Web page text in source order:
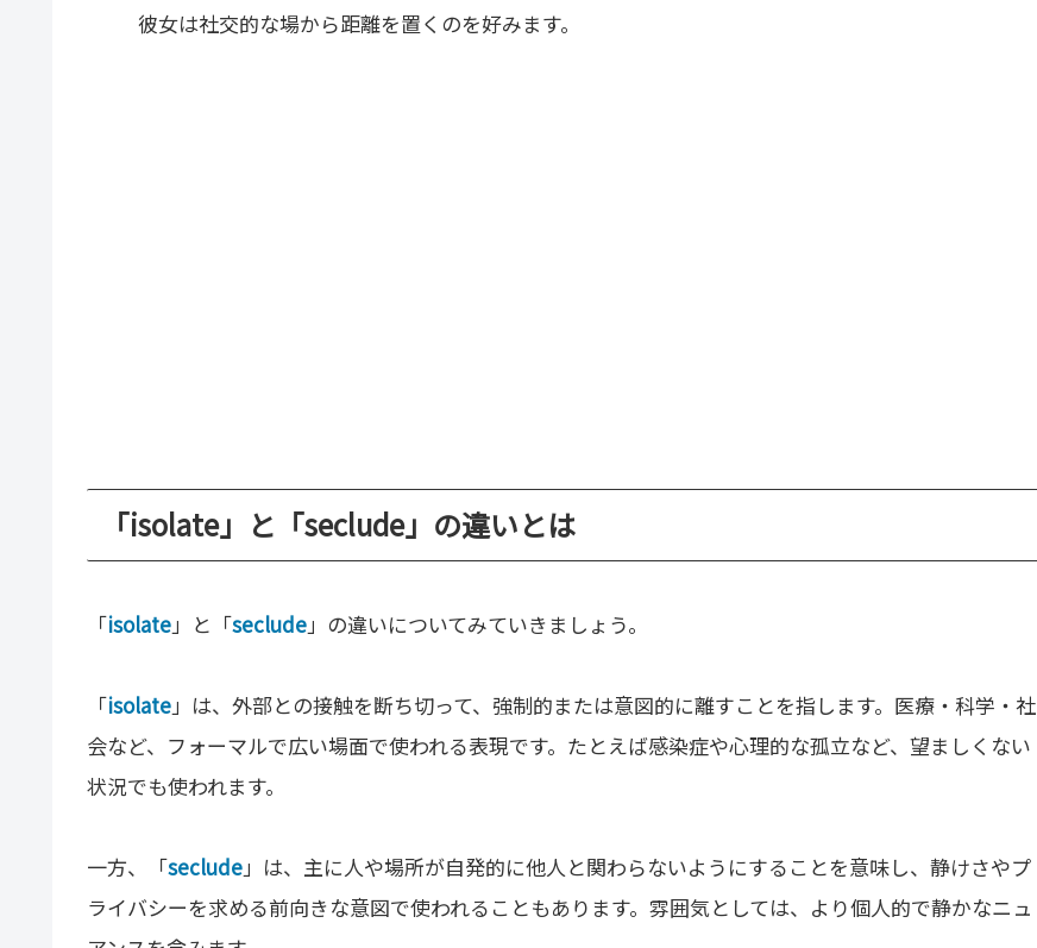
彼女は社交的な場から距離を置くのを好みます。
「isolate」と「seclude」の違いとは
「isolate」と「seclude」の違いについてみていきましょう。
「isolate」は、外部との接触を断ち切って、強制的または意図的に離すことを指します。医療・科学・社
会など、フォーマルで広い場面で使われる表現です。たとえば感染症や心理的な孤立など、望ましくない
状況でも使われます。
一方、「seclude」は、主に人や場所が自発的に他人と関わらないようにすることを意味し、静けさやプ
ライバシーを求める前向きな意図で使われることもあります。雰囲気としては、より個人的で静かなニュ